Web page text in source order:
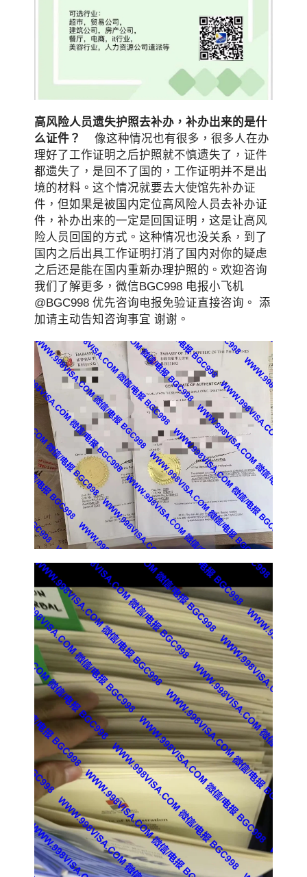
高风险人员遗失护照去补办，补办出来的是什
么证件？
像这种情况也有很多，很多人在办
理好了工作证明之后护照就不慎遗失了，证件
都遗失了，是回不了国的，工作证明并不是出
境的材料。这个情况就要去大使馆先补办证
件，但如果是被国内定位高风险人员去补办证
件，补办出来的一定是回国证明，这是让高风
险人员回国的方式。这种情况也没关系，到了
国内之后出具工作证明打消了国内对你的疑虑
之后还是能在国内重新办理护照的。欢迎咨询
我们了解更多，微信BGC998 电报小飞机
@BGC998 优先咨询电报免验证直接咨询。 添
加请主动告知咨询事宜 谢谢。